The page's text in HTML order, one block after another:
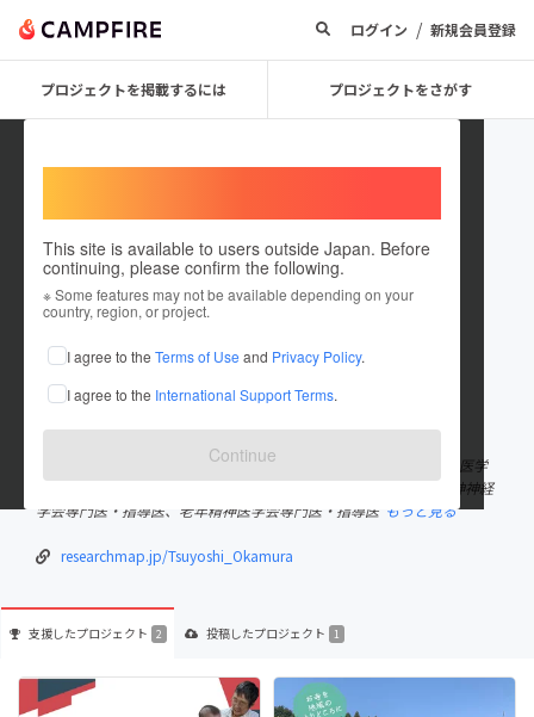
ログイン / 新規会員登録
プロジェクトを掲載するには プロジェクトをさがす
This site is available to users outside Japan. Before
continuing, please confirm the following.
※ Some features may not be available depending on your
country, region, or project.
I agree to the Terms of Use and Privacy Policy.
I agree to the International Support Terms.
Continue
岡村毅（農福連携学会副会長）
これまでに2回支援して1件のプロジェクトを投稿しています
在住国：日本 現在地：未設定
出身国：日本 出身地：未設定
東京都健康長寿医療センター研究所 研究副部長 2002年東京大学医学
部を卒業し医師免許取得。東京大学大学院にて医学博士取得。精神神経
学会専門医・指導医、老年精神医学会専門医・指導医 もっと見る
researchmap.jp/Tsuyoshi_Okamura
支援したプロジェクト 2 投稿したプロジェクト 1